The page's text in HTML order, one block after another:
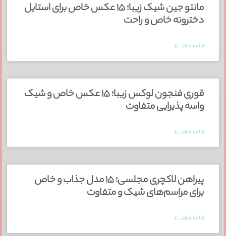
مانتو جین شیک زیبا؛ ۱۵ عکس خاص برای استایل
دخترونه خاص و راحت
ادامه مطلب »
قوری فنجون لوکس زیبا؛ ۱۵ عکس خاص و شیک
واسه پذیرایی متفاوت
ادامه مطلب »
پیراهن لاکچری مجلسی؛ ۱۵ مدل جذاب و خاص
برای مراسم‌های شیک و متفاوت
ادامه مطلب »